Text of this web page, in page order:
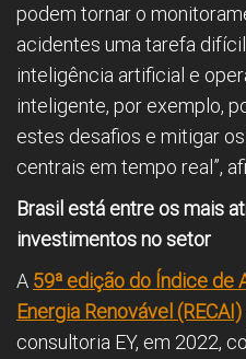
podem tornar o
acidentes uma tarefa
inteligência artificial e
inteligente, por exemplo,
estes desafios e mitigar
centrais em tempo real”,
Brasil está entre os mais
investimentos no setor
A 59ª edição do Índice de
Energia Renovável (RECAI)
consultoria EY, em 2022,